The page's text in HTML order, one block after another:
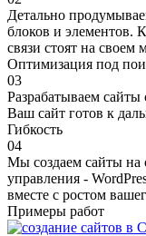
Детально
блоков и элементов.
связи стоят на своем
Оптимизация под
03
Разрабатываем
Ваш сайт готов к
Гибкость
04
Мы создаем сайты на
управления -
вместе с ростом
Примеры работ